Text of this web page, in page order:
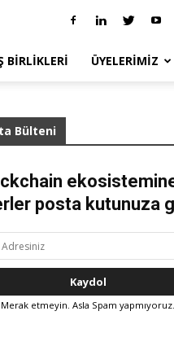
BIRLIKLERI ÜYELERIMIZ
Bülteni
posta kutunuza
Merak etmeyin. Asla Spam yapmıyoruz.